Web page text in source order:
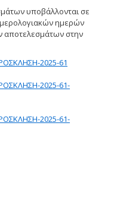
υποβάλλονται σε
ημερών
αποτελεσμάτων στην
2025-61
2025-61-
2025-61-